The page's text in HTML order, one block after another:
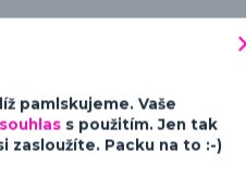
designů po vtipné a hravé
pamlskujeme. Vaše
souhlas s použitím. Jen tak
zasloužíte. Packu na to :-)